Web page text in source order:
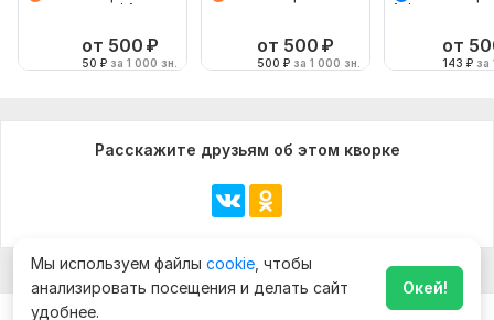
от 500 ₽
50 ₽ за 1 000 зн.
от 500 ₽
500 ₽ за 1 000 зн.
от
143 ₽ за
Расскажите друзьям об этом кворке
Мы используем файлы cookie , чтобы
анализировать посещения и делать сайт
удобнее.
Окей!